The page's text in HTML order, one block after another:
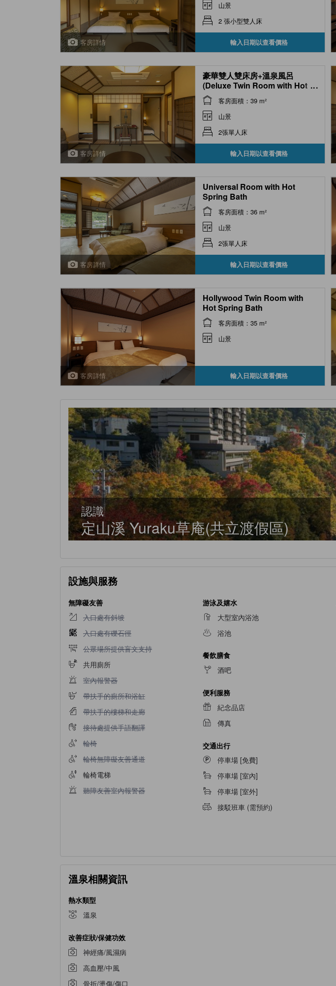
客房詳情
山景
2 張小型雙人床
輸入日期以查看價格
客房詳情
豪華雙人雙床房+溫泉風呂
(Deluxe Twin Room with Hot
Spring Bath)
...
客房面積：39 m²
山景
2張單人床
輸入日期以查看價格
客房詳情
Universal Room with Hot
Spring Bath
客房面積：36 m²
山景
2張單人床
輸入日期以查看價格
客房詳情
Hollywood Twin Room with
Hot Spring Bath
客房面積：35 m²
山景
輸入日期以查看價格
認識
定山溪 Yuraku草庵(共立渡假區)
設施與服務
無障礙友善
入口處有斜坡不適用
入口處有斜坡
入口處有礫石徑不適用
入口處有礫石徑
公眾場所提供盲文支持不適用
公眾場所提供盲文支持
共用廁所
室內報警器不適用
室內報警器
帶扶手的廁所和浴缸不適用
帶扶手的廁所和浴缸
帶扶手的樓梯和走廊不適用
帶扶手的樓梯和走廊
接待處提供手語翻譯不適用
接待處提供手語翻譯
輪椅不適用
輪椅
輪椅無障礙友善通道不適用
輪椅無障礙友善通道
輪椅電梯
聽障友善室內報警器不適用
聽障友善室內報警器
游泳及嬉水
大型室內浴池
浴池
餐飲膳食
酒吧
便利服務
紀念品店
傳真
交通出行
停車場 [免費]
停車場 [室內]
停車場 [室外]
接駁班車 (需預約)
溫泉相關資訊
熱水類型
溫泉
改善症狀/保健功效
神經痛/風濕病
高血壓/中風
骨折/燙傷/傷口